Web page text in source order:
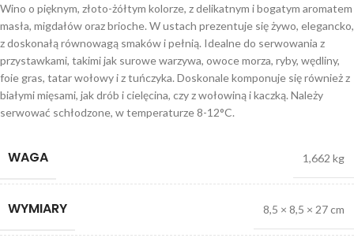
Wino o pięknym, złoto-żółtym kolorze, z delikatnym i bogatym aromatem
masła, migdałów oraz brioche. W ustach prezentuje się żywo, elegancko,
z doskonałą równowagą smaków i pełnią. Idealne do serwowania z
przystawkami, takimi jak surowe warzywa, owoce morza, ryby, wędliny,
foie gras, tatar wołowy i z tuńczyka. Doskonale komponuje się również z
białymi mięsami, jak drób i cielęcina, czy z wołowiną i kaczką. Należy
serwować schłodzone, w temperaturze 8-12°C.
WAGA 1,662 kg
WYMIARY 8,5 × 8,5 × 27 cm